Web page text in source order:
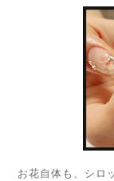
お花自体も、シロ